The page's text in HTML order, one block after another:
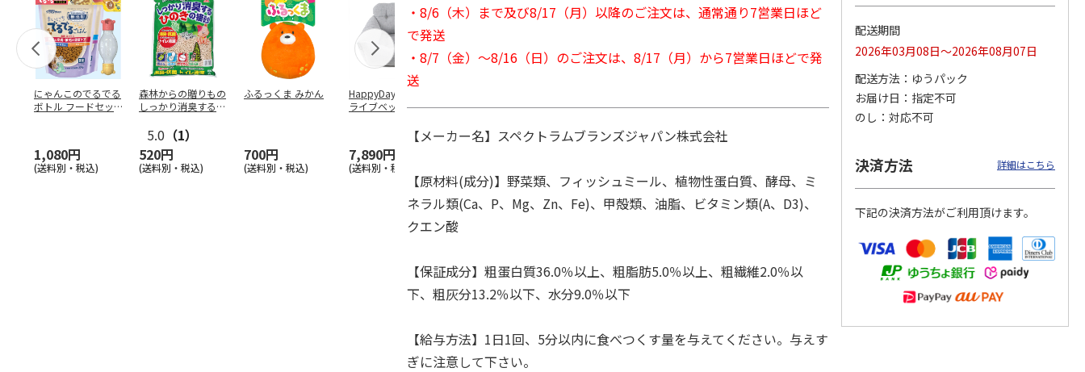
にゃんこのでるでる
ボトル フードセッ
1,080円
(送料別・税込)
森林からの贈りもの
しっかり消臭するひ
5.0 （1）
520円
(送料別・税込)
ふるっくま みかん
700円
(送料別・税込)
HappyDays 2wayド
ライブベッド グレ
7,890円
(送料別・税込)
をとる砂専用 猫ト
レー
らない消臭・抗菌サ
ムデンタルコーン
…
チ 健康に育つ子ね
ペット線香 虹のか
なた フルーティフ
ローラルの香り
590円
(送料別・税込) (送料別・税込)
・8/6（木）まで及び8/17（月）以降のご注文は、通常通り7営業日ほど
で発送
・8/7（金）～8/16（日）のご注文は、8/17（月）から7営業日ほどで発
送
【メーカー名】スペクトラムブランズジャパン株式会社
【原材料(成分)】野菜類、フィッシュミール、植物性蛋白質、酵母、ミ
ネラル類(Ca、P、Mg、Zn、Fe)、甲殻類、油脂、ビタミン類(A、D3)、
クエン酸
【保証成分】粗蛋白質36.0％以上、粗脂肪5.0％以上、粗繊維2.0％以
下、粗灰分13.2％以下、水分9.0％以下
【給与方法】1日1回、5分以内に食べつくす量を与えてください。与えす
ぎに注意して下さい。
配送期間
2026年03月08日～2026年08月07日
配送方法
ゆうパック
お届け日
指定不可
のし
対応不可
決済方法 詳細はこちら
下記の決済方法がご利用頂けます。